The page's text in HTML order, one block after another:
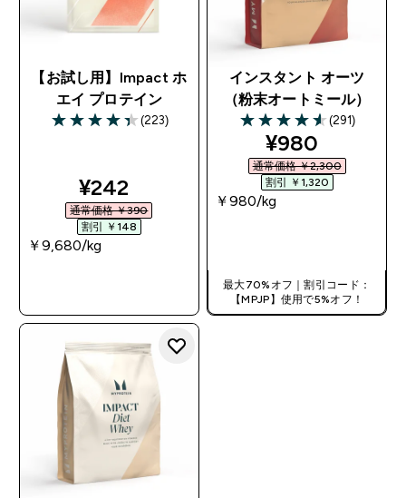
【お試し用】Impact ホ
エイ プロテイン
4.35 out of 5 stars
(223)
discounted price
¥242‎
通常価格 ￥390‎
割引 ￥148‎
￥9,680‎/kg
インスタント オーツ
（粉末オートミール）
4.58 out of 5 stars
(291)
discounted
¥980‎
通常価格 ￥2,300‎
割引 ￥1,320‎
￥980‎/kg
最大70%オフ｜割引コード：
【MPJP】使用で5%オフ！